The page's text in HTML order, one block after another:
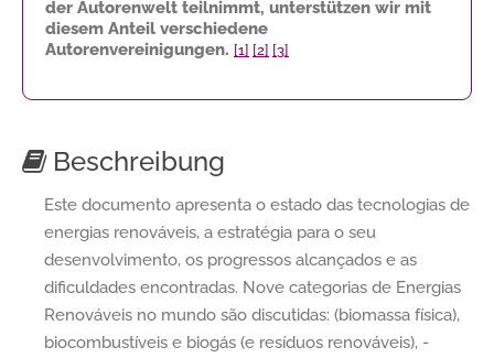
der Autorenwelt teilnimmt, unterstützen wir mit
diesem Anteil verschiedene
Autorenvereinigungen. [1] [2] [3]
Beschreibung
Este documento apresenta o estado das tecnologias de
energias renováveis, a estratégia para o seu
desenvolvimento, os progressos alcançados e as
dificuldades encontradas. Nove categorias de Energias
Renováveis no mundo são discutidas: (biomassa física),
biocombustíveis e biogás (e resíduos renováveis), -